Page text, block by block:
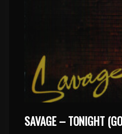
SAVAGE – TONIGHT